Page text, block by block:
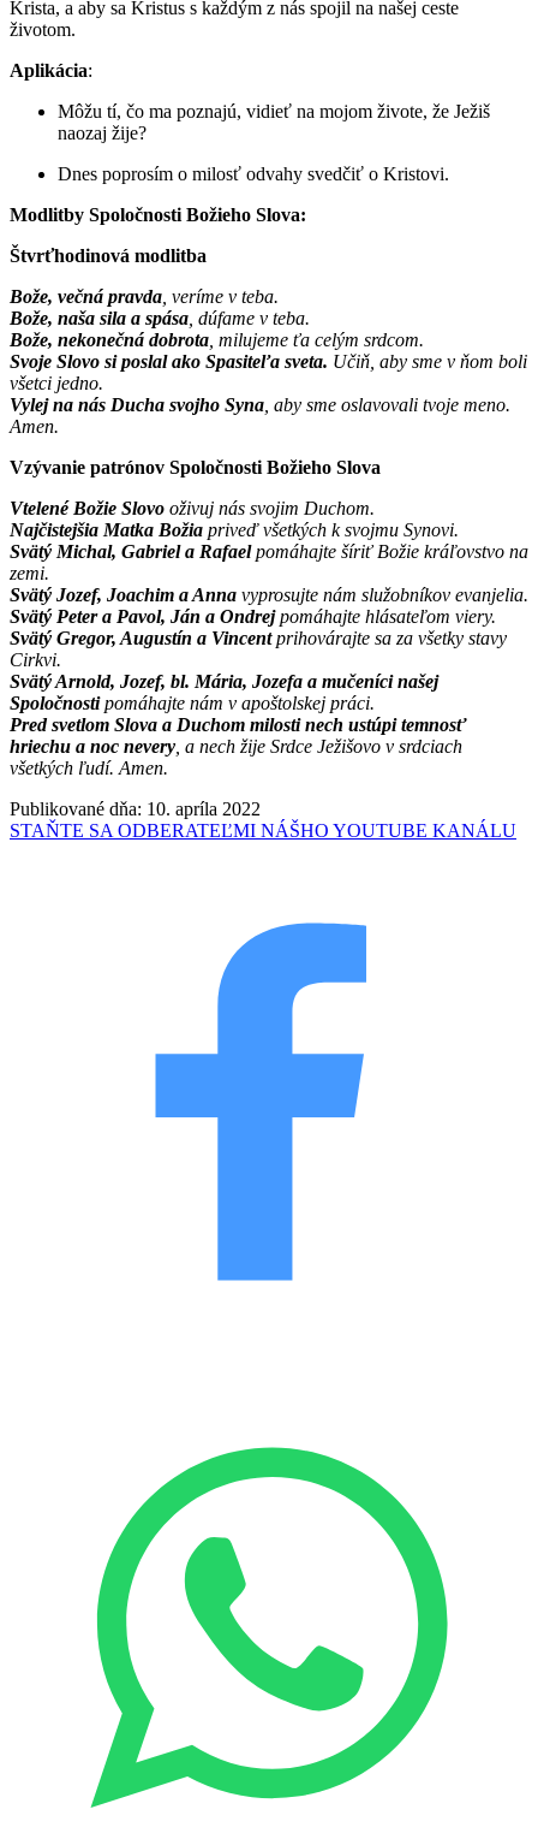
Krista, a aby sa Kristus s každým z nás spojil na našej ceste
životom.
Aplikácia:
Môžu tí, čo ma poznajú, vidieť na mojom živote, že Ježiš
naozaj žije?
Dnes poprosím o milosť odvahy svedčiť o Kristovi.
Modlitby Spoločnosti Božieho Slova:
Štvrťhodinová modlitba
Bože, večná pravda , veríme v teba.
Bože, naša sila a spása , dúfame v teba.
Bože, nekonečná dobrota , milujeme ťa celým srdcom.
Svoje Slovo si poslal ako Spasiteľa sveta. Učiň, aby sme v ňom boli
všetci jedno.
Vylej na nás Ducha svojho Syna , aby sme oslavovali tvoje meno.
Amen.
Vzývanie patrónov Spoločnosti Božieho Slova
Vtelené Božie Slovo oživuj nás svojim Duchom.
Najčistejšia Matka Božia priveď všetkých k svojmu Synovi.
Svätý Michal, Gabriel a Rafaelpomáhajte šíriť Božie kráľovstvo na
zemi.
Svätý Jozef, Joachim a Anna vyprosujte nám služobníkov evanjelia.
Svätý Peter a Pavol, Ján a Ondrejpomáhajte hlásateľom viery.
Svätý Gregor, Augustín a Vincentprihovárajte sa za všetky stavy
Cirkvi.
Svätý Arnold, Jozef, bl. Mária, Jozefa a mučeníci našej
Spoločnostipomáhajte nám v apoštolskej práci.
Pred svetlom Slova a Duchom milosti nech ustúpi temnosť
hriechu a noc nevery , a nech žije Srdce Ježišovo v srdciach
všetkých ľudí. Amen.
Publikované dňa: 10. apríla 2022
STAŇTE SA ODBERATEĽMI NÁŠHO YOUTUBE KANÁLU